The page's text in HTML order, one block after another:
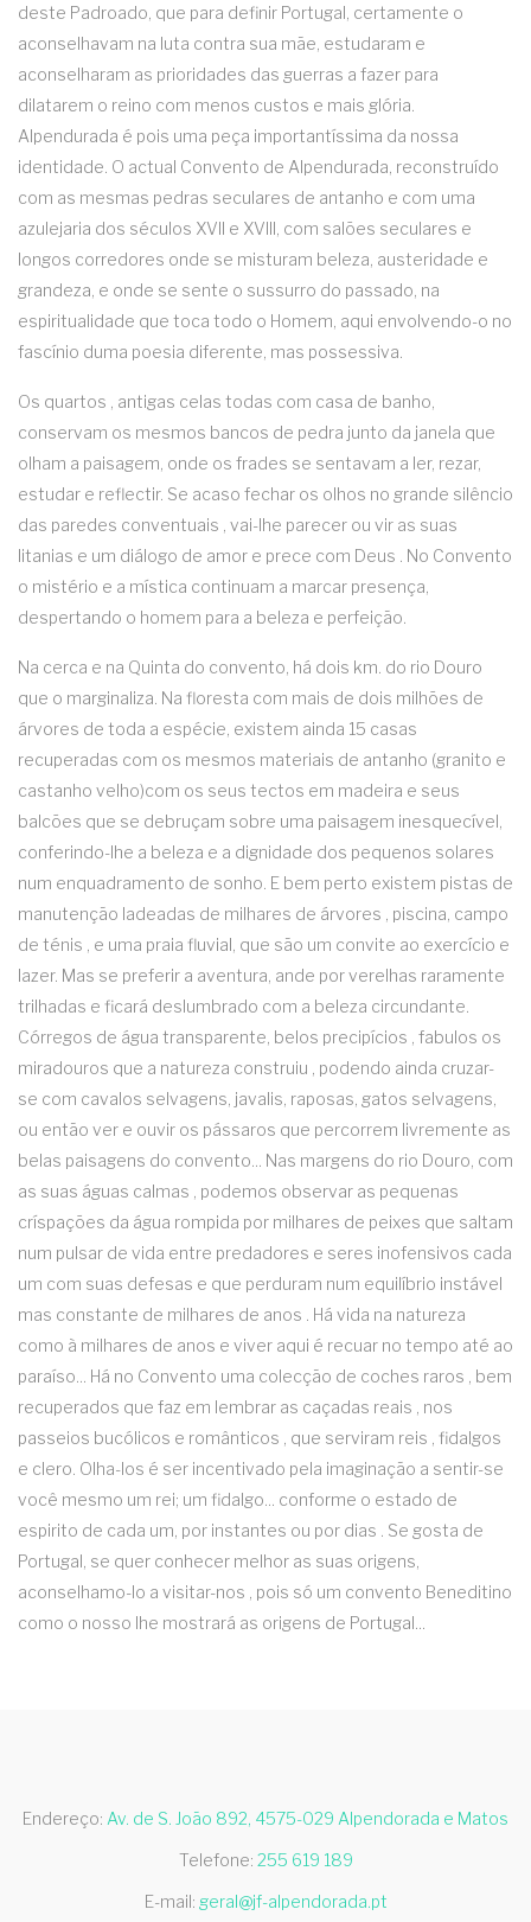
deste Padroado, que para definir Portugal, certamente o
aconselhavam na luta contra sua mãe, estudaram e
aconselharam as prioridades das guerras a fazer para
dilatarem o reino com menos custos e mais glória.
Alpendurada é pois uma peça importantíssima da nossa
identidade. O actual Convento de Alpendurada, reconstruído
com as mesmas pedras seculares de antanho e com uma
azulejaria dos séculos XVII e XVIII, com salões seculares e
longos corredores onde se misturam beleza, austeridade e
grandeza, e onde se sente o sussurro do passado, na
espiritualidade que toca todo o Homem, aqui envolvendo-o no
fascínio duma poesia diferente, mas possessiva.
Os quartos , antigas celas todas com casa de banho,
conservam os mesmos bancos de pedra junto da janela que
olham a paisagem, onde os frades se sentavam a ler, rezar,
estudar e reflectir. Se acaso fechar os olhos no grande silêncio
das paredes conventuais , vai-lhe parecer ou vir as suas
litanias e um diálogo de amor e prece com Deus . No Convento
o mistério e a mística continuam a marcar presença,
despertando o homem para a beleza e perfeição.
Na cerca e na Quinta do convento, há dois km. do rio Douro
que o marginaliza. Na floresta com mais de dois milhões de
árvores de toda a espécie, existem ainda 15 casas
recuperadas com os mesmos materiais de antanho (granito e
castanho velho)com os seus tectos em madeira e seus
balcões que se debruçam sobre uma paisagem inesquecível,
conferindo-lhe a beleza e a dignidade dos pequenos solares
num enquadramento de sonho. E bem perto existem pistas de
manutenção ladeadas de milhares de árvores , piscina, campo
de ténis , e uma praia fluvial, que são um convite ao exercício e
lazer. Mas se preferir a aventura, ande por verelhas raramente
trilhadas e ficará deslumbrado com a beleza circundante.
Córregos de água transparente, belos precipícios , fabulos os
miradouros que a natureza construiu , podendo ainda cruzar-
se com cavalos selvagens, javalis, raposas, gatos selvagens,
ou então ver e ouvir os pássaros que percorrem livremente as
belas paisagens do convento... Nas margens do rio Douro, com
as suas águas calmas , podemos observar as pequenas
críspações da água rompida por milhares de peixes que saltam
num pulsar de vida entre predadores e seres inofensivos cada
um com suas defesas e que perduram num equilíbrio instável
mas constante de milhares de anos . Há vida na natureza
como à milhares de anos e viver aqui é recuar no tempo até ao
paraíso... Há no Convento uma colecção de coches raros , bem
recuperados que faz em lembrar as caçadas reais , nos
passeios bucólicos e românticos , que serviram reis , fidalgos
e clero. Olha-los é ser incentivado pela imaginação a sentir-se
você mesmo um rei; um fidalgo... conforme o estado de
espirito de cada um, por instantes ou por dias . Se gosta de
Portugal, se quer conhecer melhor as suas origens,
aconselhamo-lo a visitar-nos , pois só um convento Beneditino
como o nosso lhe mostrará as origens de Portugal...
Endereço: Av. de S. João 892, 4575-029 Alpendorada e Matos
Telefone: 255 619 189
E-mail: geral@jf-alpendorada.pt